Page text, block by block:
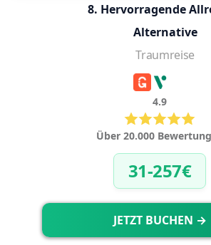
8. Hervorragende
Alternative
Traumreise
4.9
Über 20.000
31-257€
JETZT BUCHEN →